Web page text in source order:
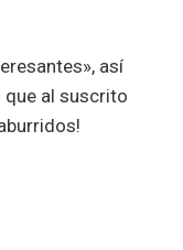
así
que al suscrito